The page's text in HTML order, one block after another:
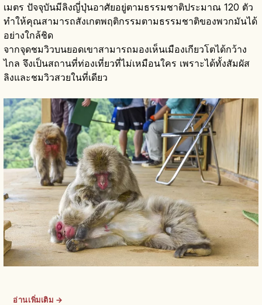
เมตร ปัจจุบันมีลิงญี่ปุ่นอาศัยอยู่ตามธรรมชาติประมาณ 120 ตัว
ทำให้คุณสามารถสังเกตพฤติกรรมตามธรรมชาติของพวกมันได้
อย่างใกล้ชิด
จากจุดชมวิวบนยอดเขาสามารถมองเห็นเมืองเกียวโตได้กว้าง
ไกล จึงเป็นสถานที่ท่องเที่ยวที่ไม่เหมือนใคร เพราะได้ทั้งสัมผัส
ลิงและชมวิวสวยในที่เดียว
อ่านเพิ่มเติม →